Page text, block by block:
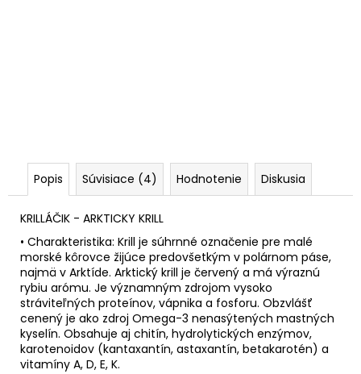
Popis Súvisiace (4) Hodnotenie Diskusia
KRILLÁČIK - ARKTICKY KRILL
• Charakteristika: Krill je súhrnné označenie pre malé
morské kôrovce žijúce predovšetkým v polárnom páse,
najmä v Arktíde. Arktický krill je červený a má výraznú
rybiu arómu. Je významným zdrojom vysoko
stráviteľných proteínov, vápnika a fosforu. Obzvlášť
cenený je ako zdroj Omega-3 nenasýtených mastných
kyselín. Obsahuje aj chitín, hydrolytických enzýmov,
karotenoidov (kantaxantín, astaxantín, betakarotén) a
vitamíny A, D, E, K.